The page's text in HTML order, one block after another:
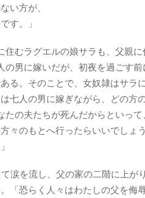
い方が、
す。」
むラグエルの娘サラも、父親
の男に嫁いだが、初夜を過ごす
る。そのことで、女奴隷はサラ
七人の男に嫁ぎながら、どの方
たの夫たちが死んだからといっ
々のもとへ行ったらいいでしょ
涙を流し、父の家の二階に上が
「恐らく人々はわたしの父を侮